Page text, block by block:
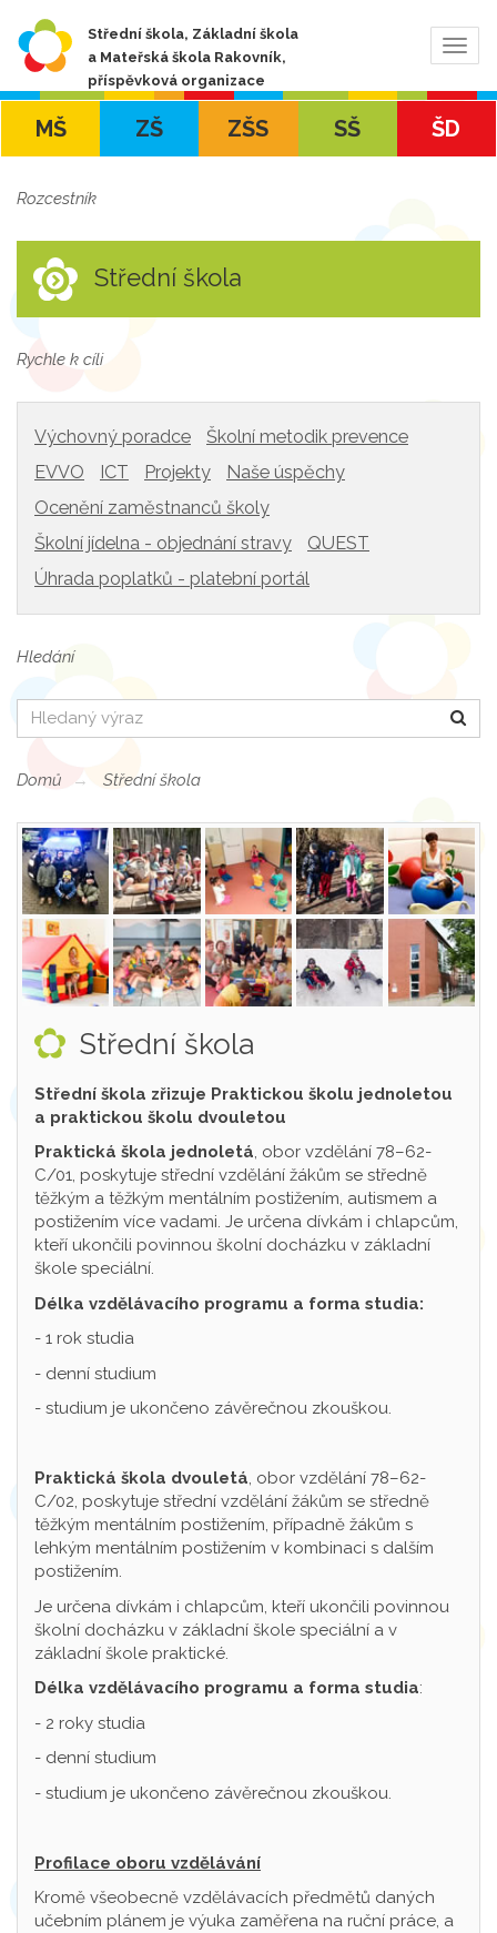
Střední škola, Základní škola
a Mateřská škola Rakovník,
příspěvková organizace
MŠ ZŠ ZŠS SŠ ŠD
Rozcestník
Střední škola
Rychle k cíli
Výchovný poradce
Školní metodik prevence
EVVO
ICT Projekty
Naše úspěchy
Ocenění zaměstnanců školy
Školní jídelna - objednání stravy
QUEST
Úhrada poplatků - platební portál
Hledání
Hledat
Domů Střední škola
Střední škola
Střední škola zřizuje Praktickou školu jednoletou
a praktickou školu dvouletou
Praktická škola jednoletá, obor vzdělání 78–62-
C/01, poskytuje střední vzdělání žákům se středně
těžkým a těžkým mentálním postižením, autismem a
postižením více vadami. Je určena dívkám i chlapcům,
kteří ukončili povinnou školní docházku v základní
škole speciální.
Délka vzdělávacího programu a forma studia:
- 1 rok studia
- denní studium
- studium je ukončeno závěrečnou zkouškou.
Praktická škola dvouletá, obor vzdělání 78–62-
C/02, poskytuje střední vzdělání žákům se středně
těžkým mentálním postižením, případně žákům s
lehkým mentálním postižením v kombinaci s dalším
postižením.
Je určena dívkám i chlapcům, kteří ukončili povinnou
školní docházku v základní škole speciální a v
základní škole praktické.
Délka vzdělávacího programu a forma studia:
- 2 roky studia
- denní studium
- studium je ukončeno závěrečnou zkouškou.
Profilace oboru vzdělávání
Kromě všeobecně vzdělávacích předmětů daných
učebním plánem je výuka zaměřena na ruční práce, a